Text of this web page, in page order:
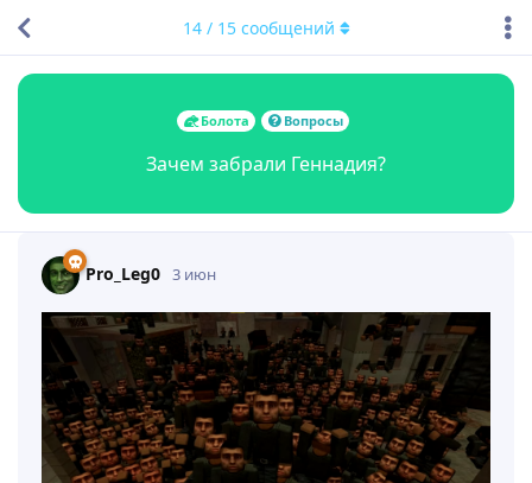
Болота Вопросы
Зачем забрали Геннадия?
14/ 15сообщений
Pro_Leg0 3 июн